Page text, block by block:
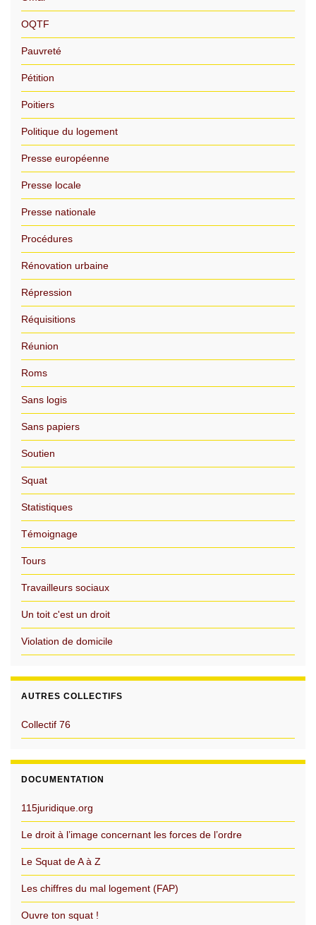
OQTF
Pauvreté
Pétition
Poitiers
Politique du logement
Presse européenne
Presse locale
Presse nationale
Procédures
Rénovation urbaine
Répression
Réquisitions
Réunion
Roms
Sans logis
Sans papiers
Soutien
Squat
Statistiques
Témoignage
Tours
Travailleurs sociaux
Un toit c'est un droit
Violation de domicile
AUTRES COLLECTIFS
Collectif 76
DOCUMENTATION
115juridique.org
Le droit à l’image concernant les forces de l’ordre
Le Squat de A à Z
Les chiffres du mal logement (FAP)
Ouvre ton squat !